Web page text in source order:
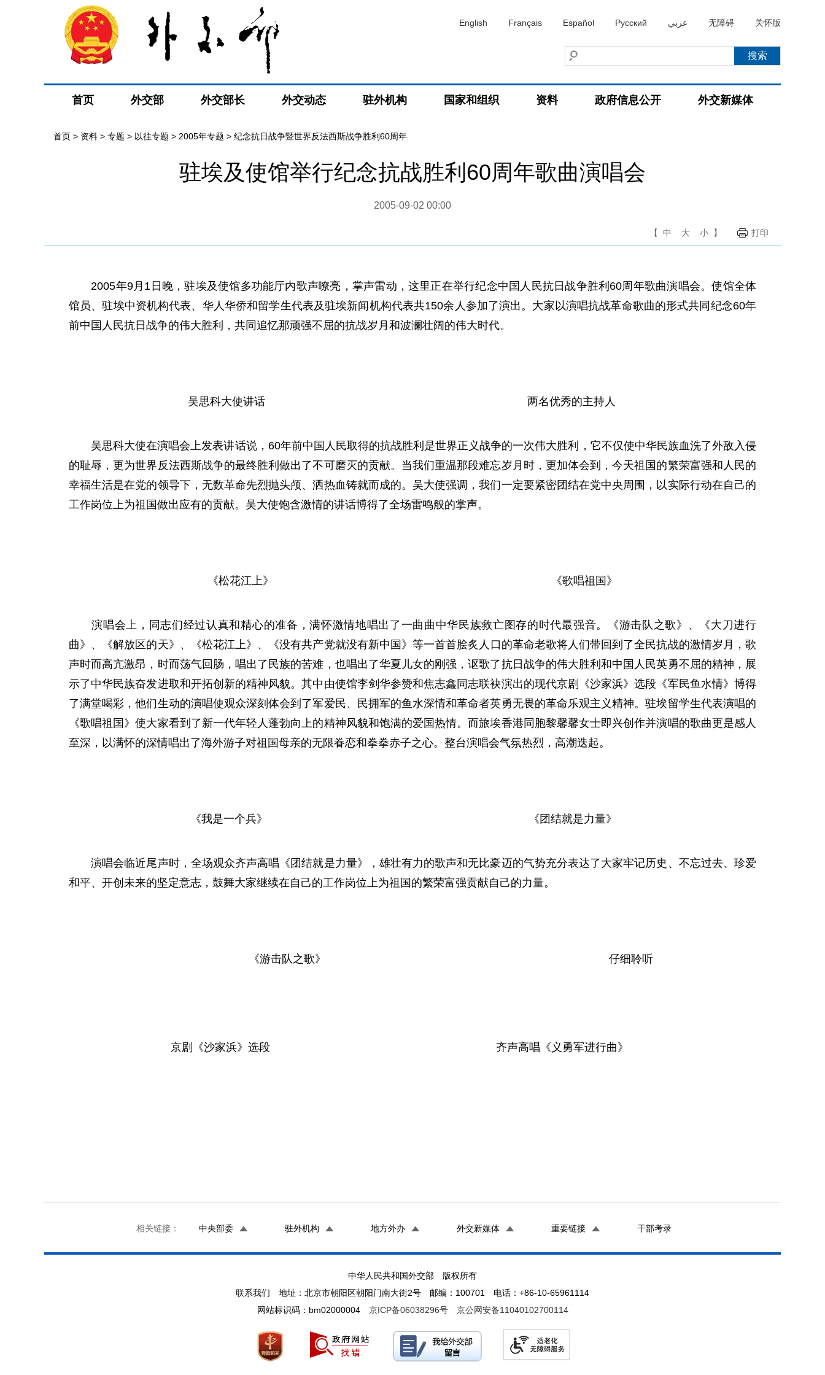
English Français Español Русский عربي 无障碍 关怀版
首页 外交部 外交部长 外交动态 驻外机构 国家和组织 资料 政府信息公开 外交新媒体
首页 > 资料 > 专题 > 以往专题 > 2005年专题 > 纪念抗日战争暨世界反法西斯战争胜利60周年
驻埃及使馆举行纪念抗战胜利60周年歌曲演唱会
2005-09-02 00:00
【 中 大 小 】 打印
2005年9月1日晚，驻埃及使馆多功能厅内歌声嘹亮，掌声雷动，这里正在举行纪念中国人民抗日战争胜利60周年歌曲演唱会。使馆全体
馆员、驻埃中资机构代表、华人华侨和留学生代表及驻埃新闻机构代表共150余人参加了演出。大家以演唱抗战革命歌曲的形式共同纪念60年
前中国人民抗日战争的伟大胜利，共同追忆那顽强不屈的抗战岁月和波澜壮阔的伟大时代。
吴思科大使讲话 两名优秀的主持人
吴思科大使在演唱会上发表讲话说，60年前中国人民取得的抗战胜利是世界正义战争的一次伟大胜利，它不仅使中华民族血洗了外敌入侵
的耻辱，更为世界反法西斯战争的最终胜利做出了不可磨灭的贡献。当我们重温那段难忘岁月时，更加体会到，今天祖国的繁荣富强和人民的
幸福生活是在党的领导下，无数革命先烈抛头颅、洒热血铸就而成的。吴大使强调，我们一定要紧密团结在党中央周围，以实际行动在自己的
工作岗位上为祖国做出应有的贡献。吴大使饱含激情的讲话博得了全场雷鸣般的掌声。
《松花江上》 《歌唱祖国》
演唱会上，同志们经过认真和精心的准备，满怀激情地唱出了一曲曲中华民族救亡图存的时代最强音。《游击队之歌》、《大刀进行
曲》、《解放区的天》、《松花江上》、《没有共产党就没有新中国》等一首首脍炙人口的革命老歌将人们带回到了全民抗战的激情岁月，歌
声时而高亢激昂，时而荡气回肠，唱出了民族的苦难，也唱出了华夏儿女的刚强，讴歌了抗日战争的伟大胜利和中国人民英勇不屈的精神，展
示了中华民族奋发进取和开拓创新的精神风貌。其中由使馆李剑华参赞和焦志鑫同志联袂演出的现代京剧《沙家浜》选段《军民鱼水情》博得
了满堂喝彩，他们生动的演唱使观众深刻体会到了军爱民、民拥军的鱼水深情和革命者英勇无畏的革命乐观主义精神。驻埃留学生代表演唱的
《歌唱祖国》使大家看到了新一代年轻人蓬勃向上的精神风貌和饱满的爱国热情。而旅埃香港同胞黎馨馨女士即兴创作并演唱的歌曲更是感人
至深，以满怀的深情唱出了海外游子对祖国母亲的无限眷恋和拳拳赤子之心。整台演唱会气氛热烈，高潮迭起。
《我是一个兵》 《团结就是力量》
演唱会临近尾声时，全场观众齐声高唱《团结就是力量》，雄壮有力的歌声和无比豪迈的气势充分表达了大家牢记历史、不忘过去、珍爱
和平、开创未来的坚定意志，鼓舞大家继续在自己的工作岗位上为祖国的繁荣富强贡献自己的力量。
《游击队之歌》 仔细聆听
京剧《沙家浜》选段 齐声高唱《义勇军进行曲》
相关链接： 中央部委 驻外机构 地方外办 外交新媒体 重要链接 干部考录
中华人民共和国外交部 版权所有
联系我们 地址：北京市朝阳区朝阳门南大街2号 邮编：100701 电话：+86-10-65961114
网站标识码：bm02000004 京ICP备06038296号 京公网安备11040102700114